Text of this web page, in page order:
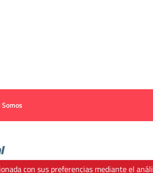
con sus preferencias mediante el